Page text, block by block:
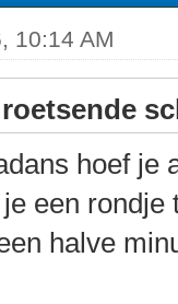
10:14 AM
hoef je
een rondje
halve